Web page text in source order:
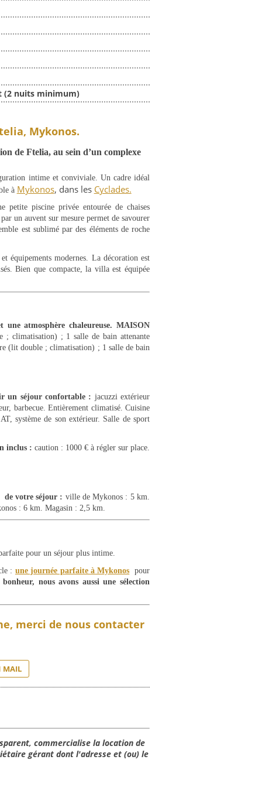
(2 nuits minimum)
Mykonos.
de Ftelia, au sein d’un complexe
intime et conviviale. Un cadre idéal
à Mykonos, dans les Cyclades.
petite piscine privée entourée de chaises
un auvent sur mesure permet de savourer
est sublimé par des éléments de roche
équipements modernes. La décoration est
Bien que compacte, la villa est équipée
atmosphère chaleureuse. MAISON
climatisation) ; 1 salle de bain attenante
(lit double ; climatisation) ; 1 salle de bain
un séjour confortable : jacuzzi extérieur
barbecue. Entièrement climatisé. Cuisine
système de son extérieur. Salle de sport
inclus : caution : 1000 € à régler sur place.
de votre séjour : ville de Mykonos : 5 km.
: 6 km. Magasin : 2,5 km.
pour un séjour plus intime.
: une journée parfaite à Mykonos pour
nous avons aussi une sélection
merci de nous contacter
MAIL
commercialise la location de
gérant dont l'adresse et (ou) le